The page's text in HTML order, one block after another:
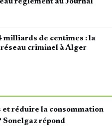
règlement au Journal
milliards de centimes : la
criminel à Alger
et réduire la consommation
répond